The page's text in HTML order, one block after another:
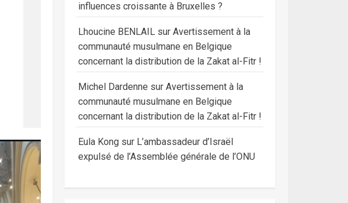
influences croissante à Bruxelles ?
Lhoucine BENLAILsur Avertissement à la
communauté musulmane en Belgique
concernant la distribution de la Zakat al-Fitr !
Michel Dardenne sur Avertissement à la
communauté musulmane en Belgique
concernant la distribution de la Zakat al-Fitr !
Eula Kongsur L’ambassadeur d’Israël
expulsé de l’Assemblée générale de l’ONU